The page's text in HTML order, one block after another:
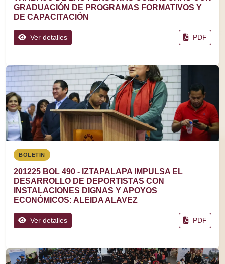
GRADUACIÓN DE PROGRAMAS FORMATIVOS Y
DE CAPACITACIÓN
Ver detalles PDF
BOLETIN
201225 BOL 490 - IZTAPALAPA IMPULSA EL
DESARROLLO DE DEPORTISTAS CON
INSTALACIONES DIGNAS Y APOYOS
ECONÓMICOS: ALEIDA ALAVEZ
Ver detalles PDF